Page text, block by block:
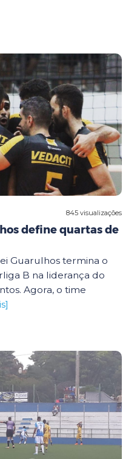
845 visualizações
define quartas de
Guarulhos termina o
B na liderança do
Agora, o time